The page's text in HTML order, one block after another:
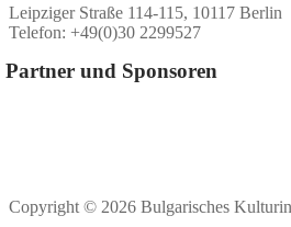
Leipziger Straße 114-115, 10117 Berlin
Telefon: +49(0)30 2299527
Partner und Sponsoren
Copyright © 2026 Bulgarisches